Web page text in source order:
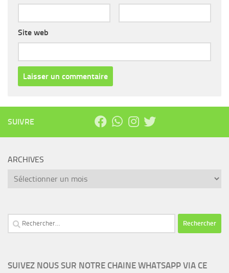
Site web
SUIVRE
ARCHIVES
Archives
Rechercher :
SUIVEZ NOUS SUR NOTRE CHAINE WHATSAPP VIA CE